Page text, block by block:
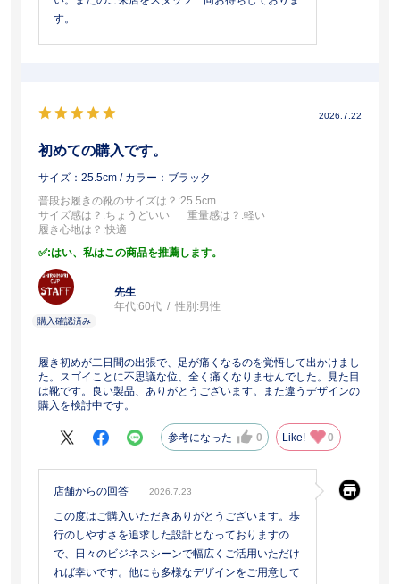
す。
2026.7.22
初めての購入です。
サイズ：25.5cm / カラー：ブラック
普段お履きの靴のサイズは？ :25.5cm
サイズ感は？ :ちょうどいい 重量感は？ :軽い
履き心地は？ :快適
:はい、私はこの商品を推薦します。
先生
年代:60代 性別:男性
履き初めが二日間の出張で、足が痛くなるのを覚悟して出かけまし
た。スゴイことに不思議な位、全く痛くなりませんでした。見た目
は靴です。良い製品、ありがとうございます。また違うデザインの
購入を検討中です。
参考になった 0 Like! 0
店舗からの回答 2026.7.23
この度はご購入いただきありがとうございます。歩
行のしやすさを追求した設計となっておりますの
で、日々のビジネスシーンで幅広くご活用いただけ
れば幸いです。他にも多様なデザインをご用意して